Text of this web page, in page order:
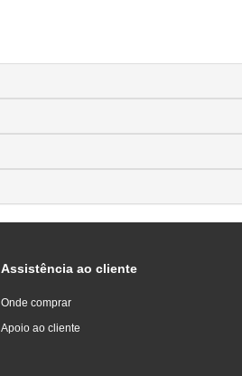
Assistência ao cliente
Onde comprar
Apoio ao cliente